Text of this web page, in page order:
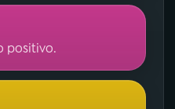
positivo.